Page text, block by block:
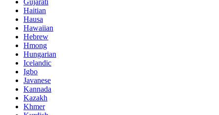
Haitian
Hausa
Hawaiian
Hebrew
Hmong
Hungarian
Icelandic
Igbo
Javanese
Kannada
Kazakh
Khmer